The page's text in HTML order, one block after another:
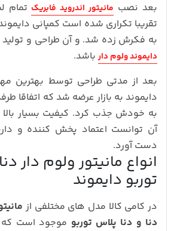
بعد نصب مانیتور اندروید فابریک تمام
به فکرش زده شد. و آن طراحی و
دایموند ولوم دار باشد.
بعد از مدتی طراحی توسط بهترین
دایموند به بازار عرضه شد که اتفاقا
به خودش جذب کرد. کیفیت بسیار بالا
آن توانست اعتماد پخش کننده و
دست آورد.
انواع مانیتور ولوم دار
توربو دایموند
در کامی کالا مدل های مختلفی از
دنا و دنا پلاس توربو موجود است که